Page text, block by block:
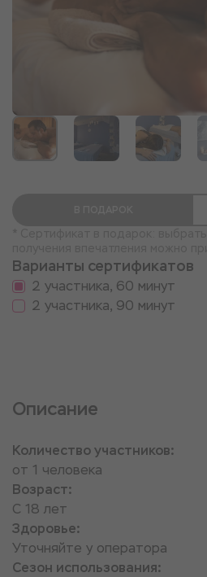
Варианты сертификатов
2 участника, 60 минут
2 участника, 90 минут
Описание
Количество участников:
от 1 человека
Возраст:
С 18 лет
Здоровье:
Уточняйте у оператора
Сезон использования: